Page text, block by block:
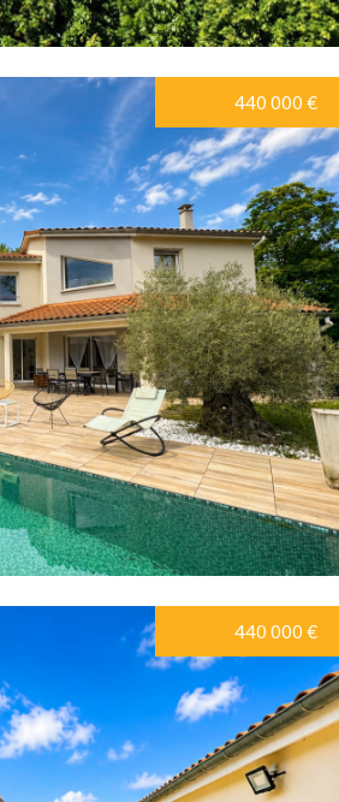
440 000 €
440 000 €